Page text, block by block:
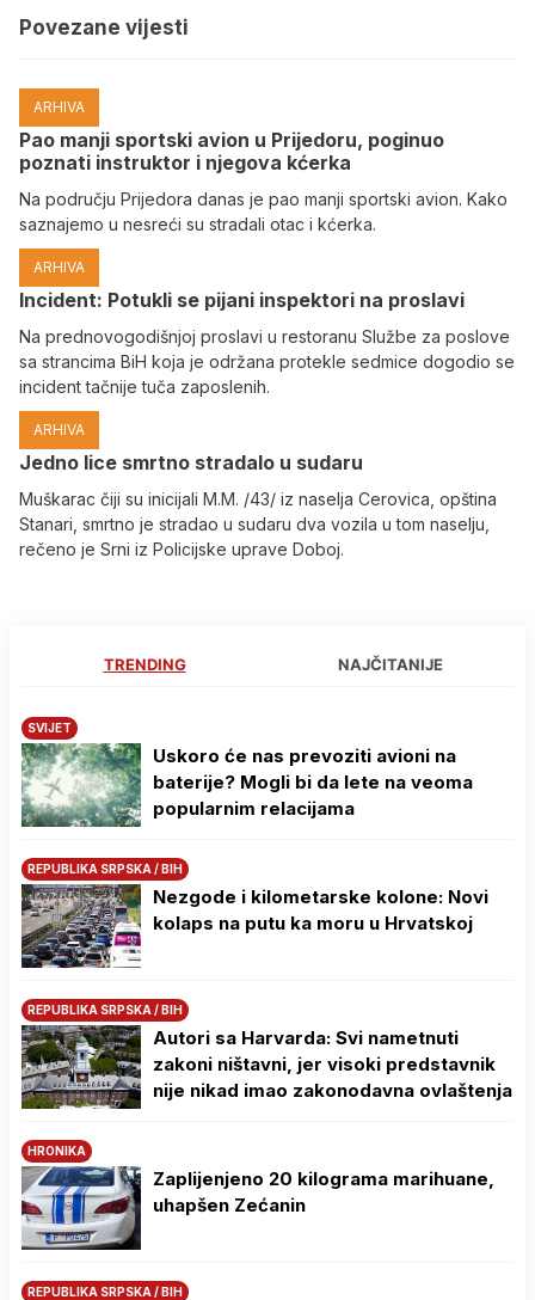
Povezane vijesti
ARHIVA
Pao manji sportski avion u Prijedoru, poginuo
poznati instruktor i njegova kćerka
Na području Prijedora danas je pao manji sportski avion. Kako
saznajemo u nesreći su stradali otac i kćerka.
ARHIVA
Incident: Potukli se pijani inspektori na proslavi
Na prednovogodišnjoj proslavi u restoranu Službe za poslove
sa strancima BiH koja je održana protekle sedmice dogodio se
incident tačnije tuča zaposlenih.
ARHIVA
Јedno lice smrtno stradalo u sudaru
Muškarac čiji su inicijali M.M. /43/ iz naselja Cerovica, opština
Stanari, smrtno je stradao u sudaru dva vozila u tom naselju,
rečeno je Srni iz Policijske uprave Doboj.
TRENDING NAJČITANIJE
SVIJET
Uskoro će nas prevoziti avioni na
baterije? Mogli bi da lete na veoma
popularnim relacijama
REPUBLIKA SRPSKA / BIH
Nezgode i kilometarske kolone: Novi
kolaps na putu ka moru u Hrvatskoj
REPUBLIKA SRPSKA / BIH
Autori sa Harvarda: Svi nametnuti
zakoni ništavni, jer visoki predstavnik
nije nikad imao zakonodavna ovlaštenja
HRONIKA
Zaplijenjeno 20 kilograma marihuane,
uhapšen Zećanin
REPUBLIKA SRPSKA / BIH